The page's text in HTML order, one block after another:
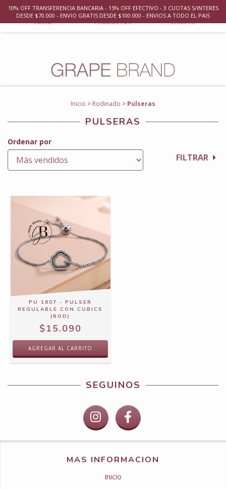
10% OFF TRANSFERENCIA BANCARIA - 15% OFF EFECTIVO - 3 CUOTAS S/INTERES
DESDE $70.000 - ENVIO GRATIS DESDE $100.000 - ENVIOS A TODO EL PAIS
INICIO PRODUCTOS CARRITO
0
Inicio > Rodinado > Pulseras
PULSERAS
Ordenar por
FILTRAR
PU 1607 - PULSER
REGULABLE CON CUBICS
(ROD)
$15.090
SEGUINOS
MAS INFORMACION
Inicio